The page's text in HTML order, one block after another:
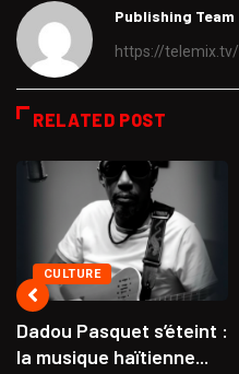
Publishing Team
https://telemix.tv/
RELATED POST
CULTURE
Dadou Pasquet s’éteint :
la musique haïtienne...